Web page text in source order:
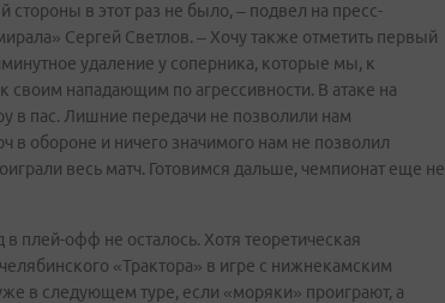
стороны в этот раз не было, – подвел на пресс-
Сергей Светлов. – Хочу также отметить первый
удаление у соперника, которые мы, к
своим нападающим по агрессивности. В атаке на
в пас. Лишние передачи не позволили нам
обороне и ничего значимого нам не позволил
весь матч. Готовимся дальше, чемпионат еще не
плей-офф не осталось. Хотя теоретическая
«Трактора» в игре с нижнекамским
в следующем туре, если «моряки» проиграют, а